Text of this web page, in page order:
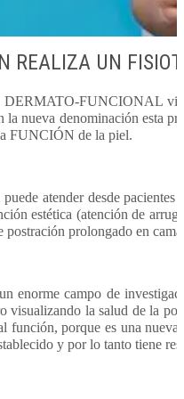
REALIZA UN
FUNCIONAL
la nueva denominación esta
FUNCIÓN de la piel.
atender desde
estética (atención de
prolongado en
enorme campo de
visualizando la salud de la
porque es una
y por lo tanto tiene